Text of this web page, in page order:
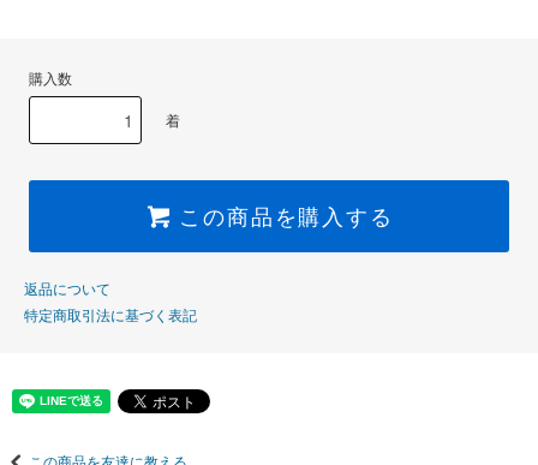
購入数
着
この商品を購入する
返品について
特定商取引法に基づく表記